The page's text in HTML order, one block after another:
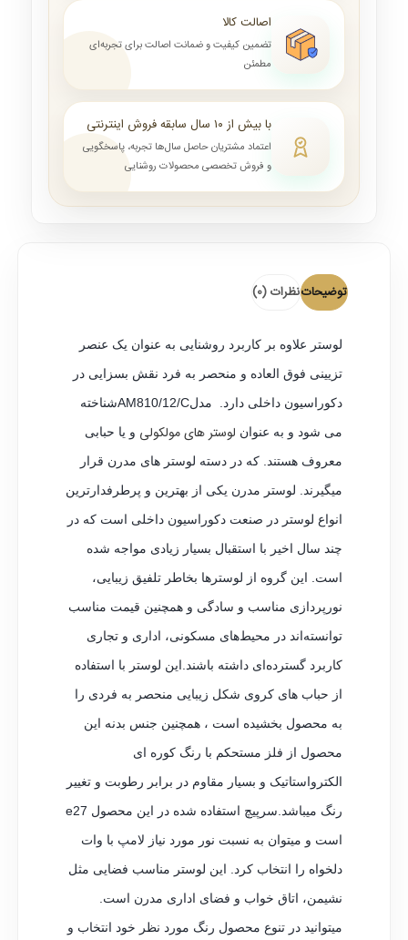
اصالت کالا
تضمین کیفیت و ضمانت اصالت برای تجربه‌ای
مطمئن
با بیش از ۱۰ سال سابقه فروش اینترنتی
اعتماد مشتریان حاصل سال‌ها تجربه، پاسخگویی
و فروش تخصصی محصولات روشنایی
توضیحاتنظرات (0)
لوستر علاوه بر کاربرد روشنایی به عنوان یک عنصر
تزیینی فوق العاده و منحصر به فرد نقش بسزایی در
دکوراسیون داخلی دارد. مدلAM810/12/Cشناخته
می شود و به عنوان لوستر های مولکولی و یا حبابی
معروف هستند. که در دسته لوستر های مدرن قرار
میگیرند. لوستر مدرن یکی از بهترین و پرطرفدارترین
انواع لوستر در صنعت دکوراسیون داخلی است که در
چند سال اخیر با استقبال بسیار زیادی مواجه شده
است. این گروه از لوسترها بخاطر تلفیق زیبایی،
نورپردازی مناسب و سادگی و همچنین قیمت مناسب
توانسته‌اند در محیط‌های مسکونی، اداری و تجاری
کاربرد گسترده‌ای داشته باشند.این لوستر با استفاده
از حباب های کروی شکل زیبایی منحصر به فردی را
به محصول بخشیده است ، همچنین جنس بدنه این
محصول از فلز مستحکم با رنگ کوره ای
الکترواستاتیک و بسیار مقاوم در برابر رطوبت و تغییر
رنگ میباشد.سرپیچ استفاده شده در این محصول e27
است و میتوان به نسبت نور مورد نیاز لامپ با وات
دلخواه را انتخاب کرد. این لوستر مناسب فضایی مثل
نشیمن، اتاق خواب و فضای اداری مدرن است.
میتوانید در تنوع محصول رنگ مورد نظر خود انتخاب و